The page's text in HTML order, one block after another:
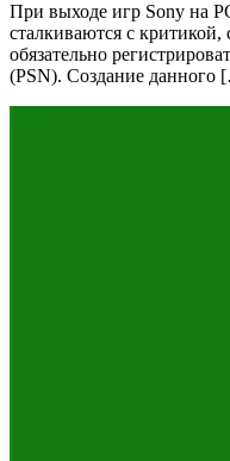
При выходе игр Sony на
сталкиваются с
обязательно
(PSN). Создание данного